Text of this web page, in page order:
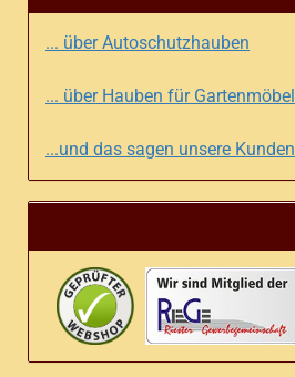
... über Autoschutzhauben
... über Hauben für Gartenmöbel
...und das sagen unsere Kunden